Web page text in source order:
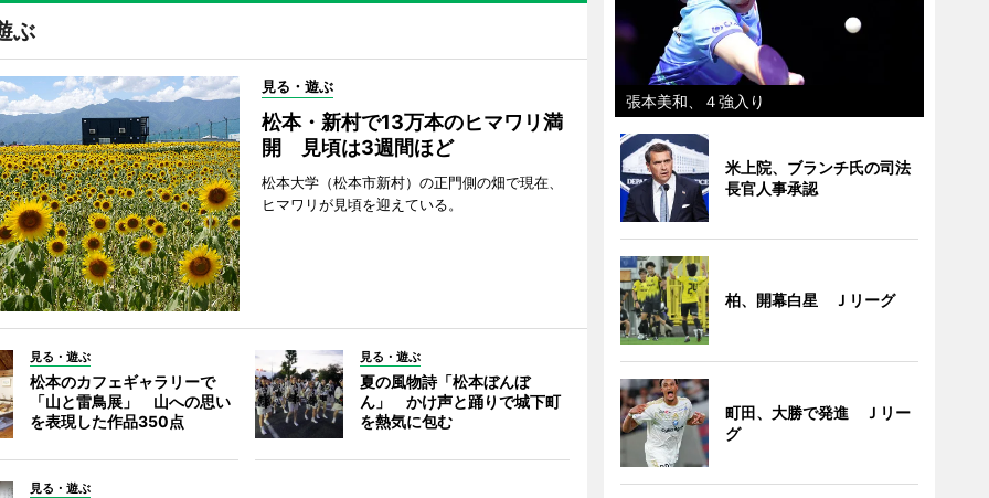
ぶ
見る・遊ぶ
松本・新村で13万本のヒマワリ満
開 見頃は3週間ほど
松本大学（松本市新村）の正門側の畑で現在、
ヒマワリが見頃を迎えている。
見る・遊ぶ
松本のカフェギャラリーで
「山と雷鳥展」 山への思い
を表現した作品350点
見る・遊ぶ
夏の風物詩「松本ぼんぼ
ん」 かけ声と踊りで城下町
を熱気に包む
見る・遊ぶ
張本美和、４強入り
米上院、ブランチ氏の司法
長官人事承認
柏、開幕白星 Ｊリーグ
町田、大勝で発進 Ｊリー
グ